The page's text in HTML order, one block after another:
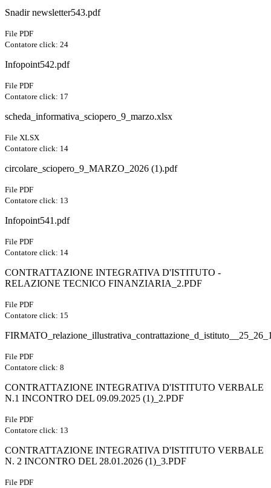
Snadir newsletter543.pdf
File PDF
Contatore click: 24
Infopoint542.pdf
File PDF
Contatore click: 17
scheda_informativa_sciopero_9_marzo.xlsx
File XLSX
Contatore click: 14
circolare_sciopero_9_MARZO_2026 (1).pdf
File PDF
Contatore click: 13
Infopoint541.pdf
File PDF
Contatore click: 14
CONTRATTAZIONE INTEGRATIVA D'ISTITUTO -
RELAZIONE TECNICO FINANZIARIA_2.PDF
File PDF
Contatore click: 15
File PDF
Contatore click: 8
CONTRATTAZIONE INTEGRATIVA D'ISTITUTO VERBALE
N.1 INCONTRO DEL 09.09.2025 (1)_2.PDF
File PDF
Contatore click: 13
CONTRATTAZIONE INTEGRATIVA D'ISTITUTO VERBALE
N. 2 INCONTRO DEL 28.01.2026 (1)_3.PDF
File PDF